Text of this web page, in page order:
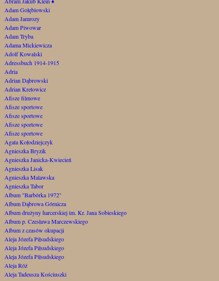
Adam Gołębiowski
Adam Jamrozy
Adam Piwowar
Adam Tryba
Adama Mickiewicza
Adolf Kowalski
Adressbuch 1914-1915
Adria
Adrian Dąbrowski
Adrian Kretowicz
Afisze filmowe
Afisze sportowe
Afisze sportowe
Afisze sportowe
Afisze sportowe
Agata Kołodziejczyk
Agnieszka Bryzik
Agnieszka Janicka-Kwiecień
Agnieszka Lisak
Agnieszka Malawska
Agnieszka Tabor
Album "Barbórka 1972"
Album Dąbrowa Górnicza
Album drużyny harcerskiej im. Kr. Jana Sobieskiego
Album p. Czesława Marczewskiego
Album z czasów okupacji
Aleja Józefa Piłsudskiego
Aleja Józefa Piłsudskiego
Aleja Józefa Piłsudskiego
Aleja Róż
Aleja Tadeusza Kościuszki